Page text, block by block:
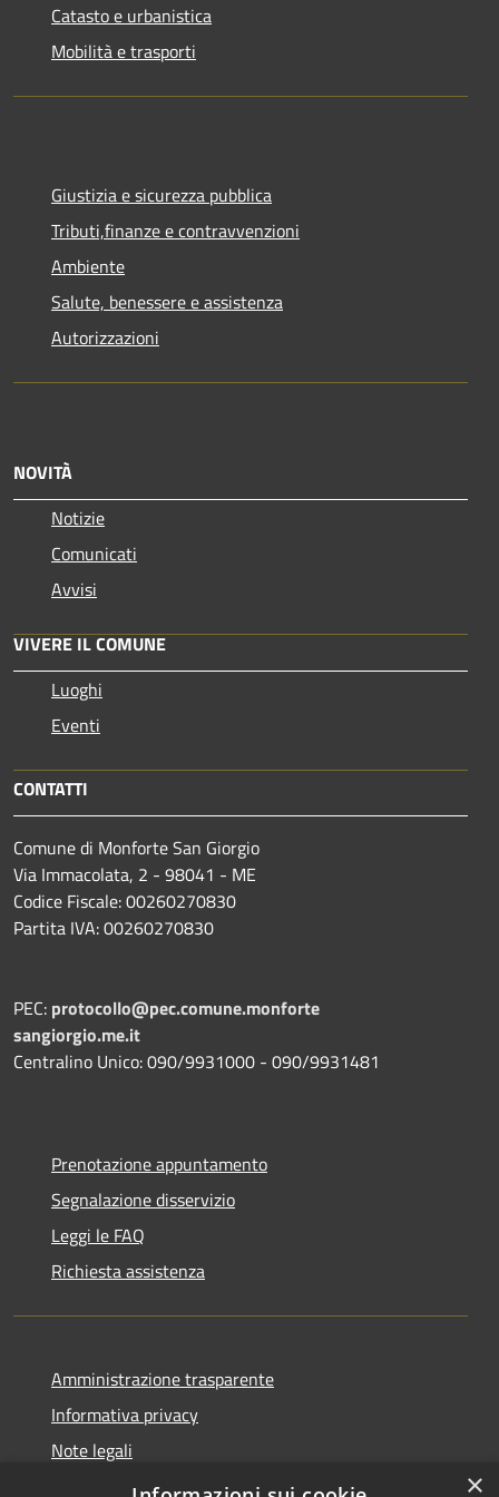
Catasto e urbanistica
Mobilità e trasporti
Giustizia e sicurezza pubblica
Tributi,finanze e contravvenzioni
Ambiente
Salute, benessere e assistenza
Autorizzazioni
NOVITÀ
Notizie
Comunicati
Avvisi
VIVERE IL COMUNE
Luoghi
Eventi
CONTATTI
Comune di Monforte San Giorgio
Via Immacolata, 2 - 98041 - ME
Codice Fiscale: 00260270830
Partita IVA: 00260270830
PEC: protocollo@pec.comune.monforte
sangiorgio.me.it
Centralino Unico: 090/9931000 - 090/9931481
Prenotazione appuntamento
Segnalazione disservizio
Leggi le FAQ
Richiesta assistenza
Amministrazione trasparente
Informativa privacy
Note legali
Dichiarazione di accessibilità
×